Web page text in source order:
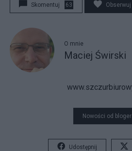
Skomentuj 63
O mnie
Maciej Świrski
Nowości od
Udostępnij